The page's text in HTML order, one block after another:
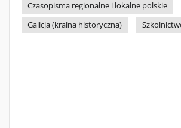
Czasopisma regionalne i lokalne polskie
Galicja (kraina historyczna)